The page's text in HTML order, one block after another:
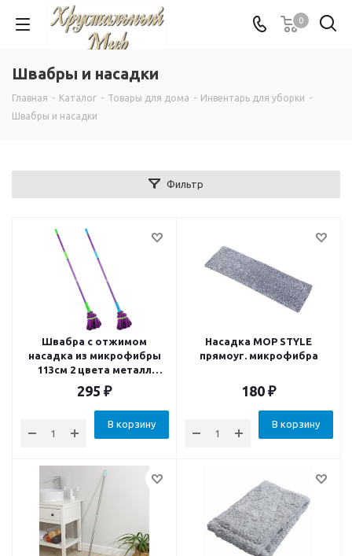
0
Швабры и насадки
Главная - Каталог - Товары для дома - Инвентарь для уборки -
Швабры и насадки
Фильтр
Швабра с отжимом
насадка из микрофибры
113см 2 цвета металл
пластик
295 ₽
В корзину
Насадка MOP STYLE
прямоуг. микрофибра
180 ₽
В корзину